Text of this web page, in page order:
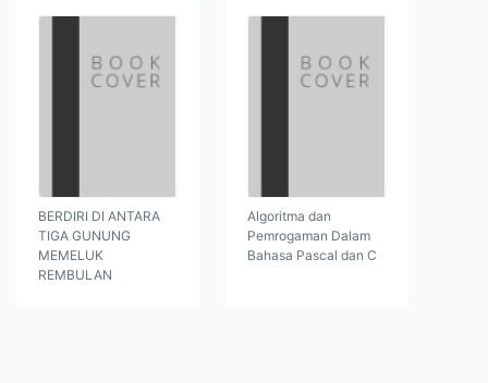
BERDIRI DI ANTARA
TIGA GUNUNG
MEMELUK
REMBULAN
Algoritma dan
Pemrogaman Dalam
Bahasa Pascal dan C